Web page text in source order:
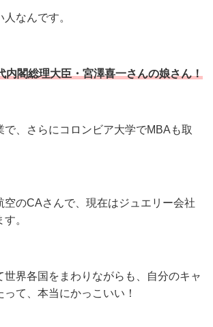
なんです。
内閣総理大臣・宮澤喜一さんの娘さん！
で、さらにコロンビア大学でMBAも取
空のCAさんで、現在はジュエリー会社
。
世界各国をまわりながらも、自分のキャ
って、本当にかっこいい！